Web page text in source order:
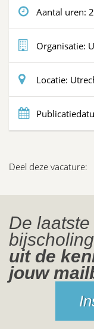
Aantal uren:
Organisatie:
Locatie:
Deel deze vacature:
De
uit de
jouw